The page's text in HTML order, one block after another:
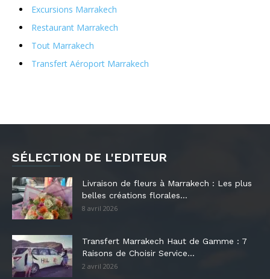
Excursions Marrakech
Restaurant Marrakech
Tout Marrakech
Transfert Aéroport Marrakech
SÉLECTION DE L'EDITEUR
Livraison de fleurs à Marrakech : Les plus
belles créations florales...
8 avril 2026
Transfert Marrakech Haut de Gamme : 7
Raisons de Choisir Service...
2 avril 2026